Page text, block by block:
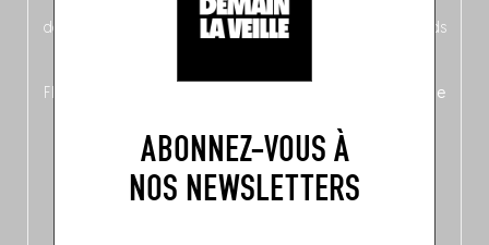
ABONNEZ-VOUS À
NOS NEWSLETTERS
néerlandais côté face – à moins que ne soit l’inverse ?),
découvrez
une partie mag « Nord-Zuid »
qui met les pieds
Flandre, à Bruxelles et en Wallonie, ainsi qu’
un palmarès de